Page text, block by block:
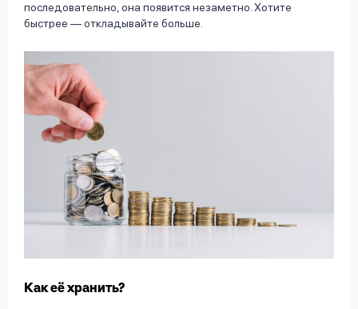
последовательно, она появится незаметно. Хотите
быстрее –– откладывайте больше.
Как её хранить?